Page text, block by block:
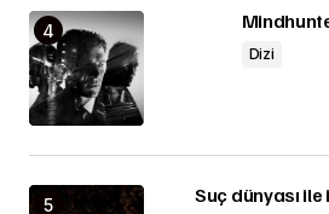
Dizi
Suç dünyası